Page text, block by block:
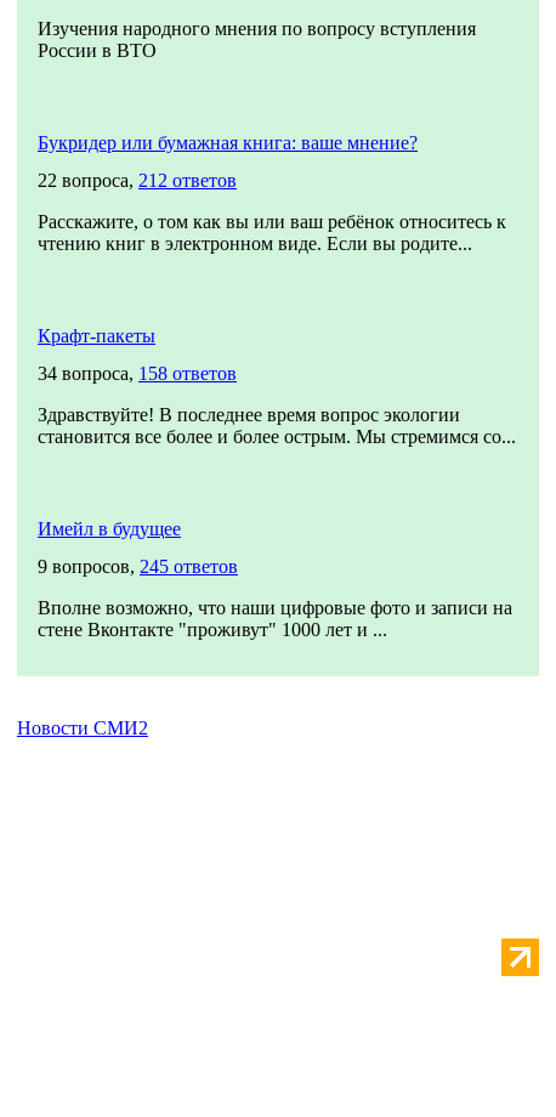
Изучения народного мнения по вопросу вступления
России в ВТО
Букридер или бумажная книга: ваше мнение?
22 вопроса, 212 ответов
Расскажите, о том как вы или ваш ребёнок относитесь к
чтению книг в электронном виде. Если вы родите...
Крафт-пакеты
34 вопроса, 158 ответов
Здравствуйте! В последнее время вопрос экологии
становится все более и более острым. Мы стремимся со...
Имейл в будущее
9 вопросов, 245 ответов
Вполне возможно, что наши цифровые фото и записи на
стене Вконтакте "проживут" 1000 лет и ...
Новости СМИ2